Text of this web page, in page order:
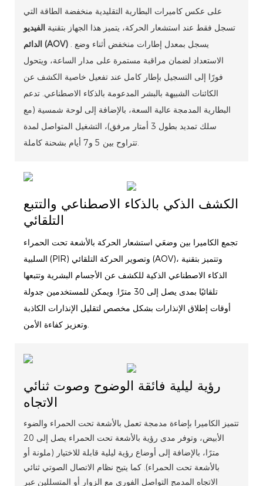
على عكس كاميرات البطارية التقليدية منخفضة الطاقة التي
تسجل فقط عند استشعار الحركة، يتميز هذا الجهاز بتقنية الفيديو
الدائم (AOV) . يسجل بمعدل إطارات منخفض أثناء وضع
الاستعداد لضمان مراقبة مستمرة على مدار الساعة، ويتحول
فورًا إلى التسجيل بإطار كامل عند تفعيل خاصية الكشف عن
الكائنات الشبيهة بالبشر المدعومة بالذكاء الاصطناعي. تدعم
البطارية المدمجة عالية السعة، بالإضافة إلى لوحة شمسية (مع
سلك تمديد بطول 3 أمتار مرفق)، التشغيل المتواصل لمدة
تتراوح بين 5 و7 أيام بشحنة كاملة.
الكشف الذكي بالذكاء الاصطناعي والتتبع
التلقائي
تجمع الكاميرا بين وضعَي استشعار الحركة بالأشعة تحت الحمراء
السلبية (PIR) وتصوير الحركة التلقائي (AOV)، وتتميز بتقنية
الذكاء الاصطناعي الذكية للكشف عن الأجسام البشرية وتتبعها
تلقائيًا بمدى يصل إلى 30 مترًا. ويمكن للمستخدمين جدولة
أوقات إطلاق الإنذارات بشكل مخصص لتقليل الإنذارات الكاذبة
وتعزيز كفاءة الأمن.
رؤية ليلية فائقة الوضوح وصوت ثنائي
الاتجاه
تتميز الكاميرا بإضاءة مدمجة تعمل بالأشعة تحت الحمراء والضوء
الأبيض، وتوفر مدى رؤية بالأشعة تحت الحمراء يصل إلى 20
مترًا، بالإضافة إلى أوضاع رؤية ليلية قابلة للاختيار (ملونة أو
بالأشعة تحت الحمراء). كما يتيح نظام الاتصال الصوتي ثنائي
الاتجاه المدمج التواصل الفوري مع الزوار أو المتسللين عبر